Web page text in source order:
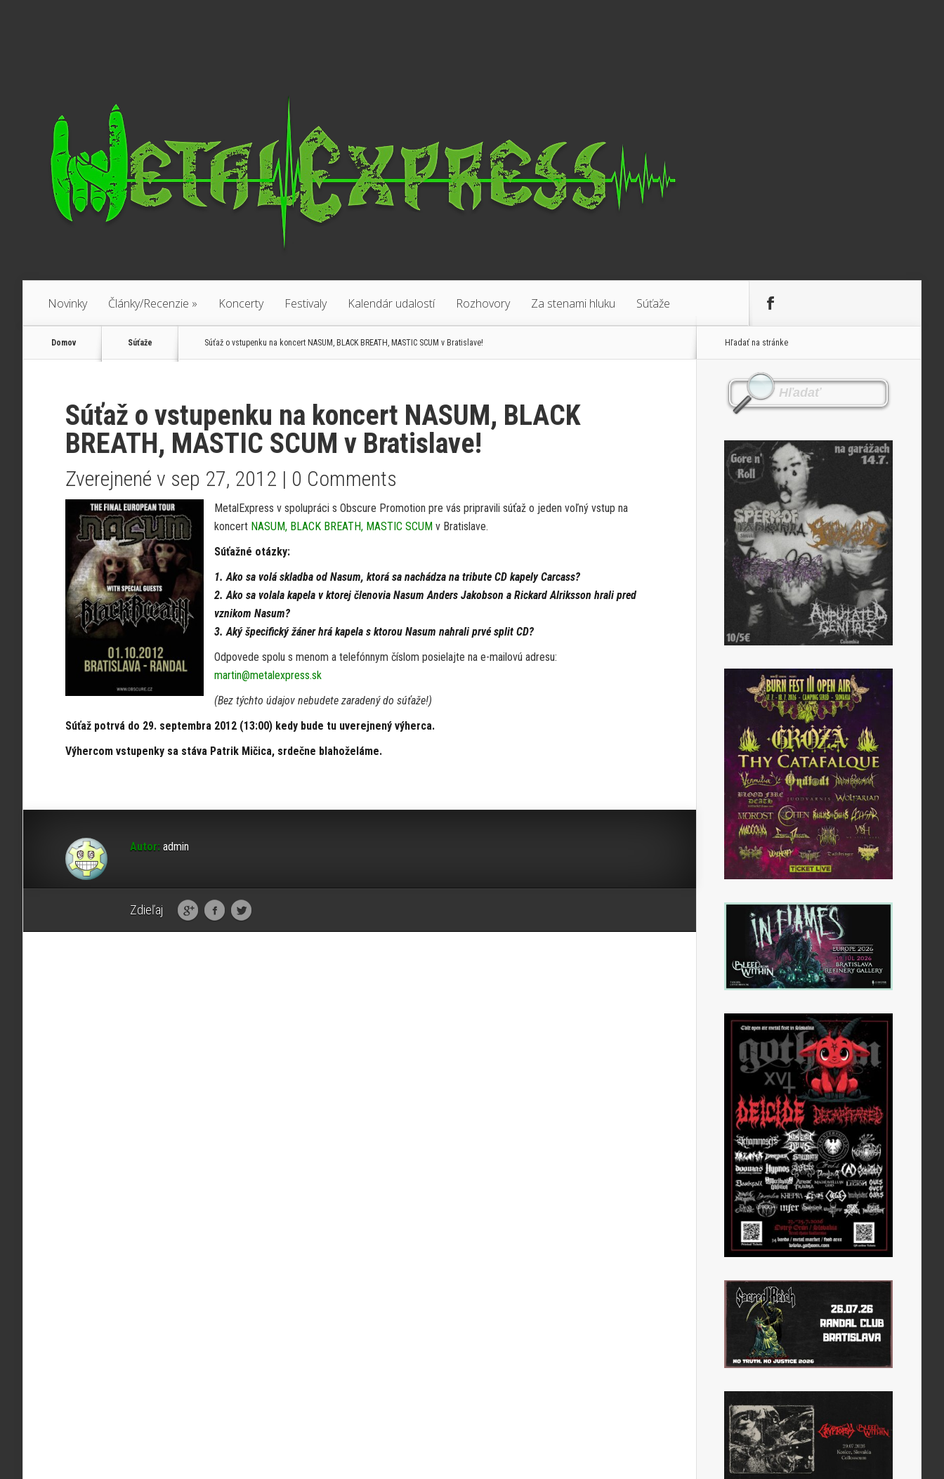
Novinky Články/Recenzie » Koncerty Festivaly Kalendár udalostí Rozhovory Za stenami hluku Súťaže
Domov Súťaže Súťaž o vstupenku na koncert NASUM, BLACK BREATH, MASTIC SCUM v Bratislave!
Súťaž o vstupenku na koncert NASUM, BLACK
BREATH, MASTIC SCUM v Bratislave!
Zverejnené v sep 27, 2012 | 0 Comments
MetalExpress v spolupráci s Obscure Promotion pre vás pripravili súťaž o jeden voľný vstup na
koncert NASUM, BLACK BREATH, MASTIC SCUM v Bratislave.
Súťažné otázky:
1. Ako sa volá skladba od Nasum, ktorá sa nachádza na tribute CD kapely Carcass?
2. Ako sa volala kapela v ktorej členovia Nasum Anders Jakobson a Rickard Alriksson hrali pred
vznikom Nasum?
3. Aký špecifický žáner hrá kapela s ktorou Nasum nahrali prvé split CD?
Odpovede spolu s menom a telefónnym číslom posielajte na e-mailovú adresu:
martin@metalexpress.sk
(Bez týchto údajov nebudete zaradený do súťaže!)
Súťaž potrvá do 29. septembra 2012 (13:00) kedy bude tu uverejnený výherca.
Výhercom vstupenky sa stáva Patrik Mičica, srdečne blahoželáme.
Autor: admin
Zdieľaj
Hľadať na stránke